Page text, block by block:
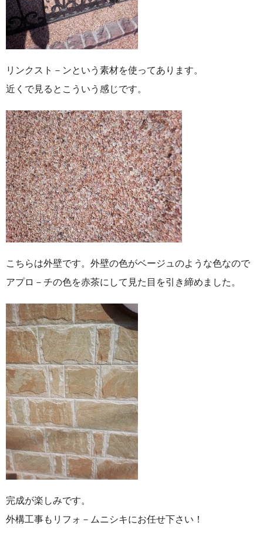
リンクスト－ンという素材を使ってあります。
近くで見るとこういう感じです。
こちらは外壁です。外壁の色がベージュのような色なので
アプロ－チの色を赤茶にして見た目を引き締めました。
完成が楽しみです。
外構工事もリフォ－ムニシキにお任せ下さい！